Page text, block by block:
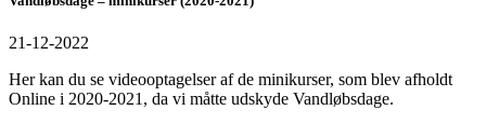
21-12-2022
Her kan du se videooptagelser af de minikurser, som blev afholdt
Online i 2020-2021, da vi måtte udskyde Vandløbsdage.